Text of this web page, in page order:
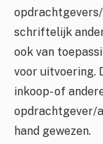
schriftelijk
ook van
voor uitvoering.
inkoop- of
opdrachtgever/
hand gewezen.